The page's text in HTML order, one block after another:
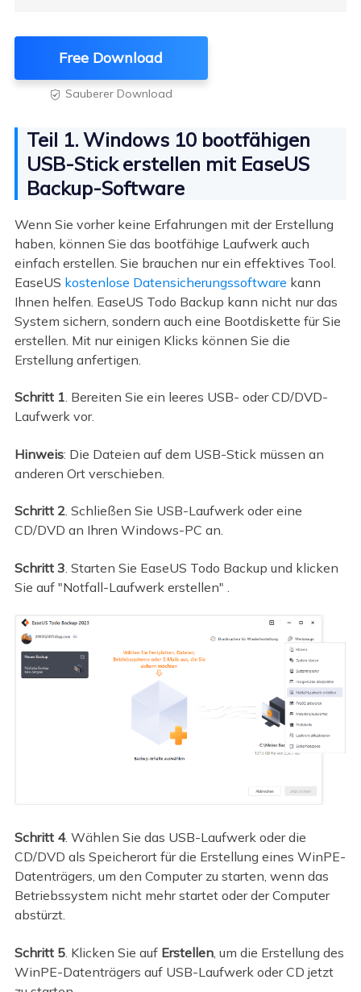
Free Download
 Sauberer Download
Teil 1. Windows 10 bootfähigen
USB-Stick erstellen mit EaseUS
Backup-Software
Wenn Sie vorher keine Erfahrungen mit der Erstellung
haben, können Sie das bootfähige Laufwerk auch
einfach erstellen. Sie brauchen nur ein effektives Tool.
EaseUS kostenlose Datensicherungssoftware kann
Ihnen helfen. EaseUS Todo Backup kann nicht nur das
System sichern, sondern auch eine Bootdiskette für Sie
erstellen. Mit nur einigen Klicks können Sie die
Erstellung anfertigen.
Schritt 1. Bereiten Sie ein leeres USB- oder CD/DVD-
Laufwerk vor.
Hinweis: Die Dateien auf dem USB-Stick müssen an
anderen Ort verschieben.
Schritt 2. Schließen Sie USB-Laufwerk oder eine
CD/DVD an Ihren Windows-PC an.
Schritt 3 . Starten Sie EaseUS Todo Backup und klicken
Sie auf "Notfall-Laufwerk erstellen" .
Schritt 4. Wählen Sie das USB-Laufwerk oder die
CD/DVD als Speicherort für die Erstellung eines WinPE-
Datenträgers, um den Computer zu starten, wenn das
Betriebssystem nicht mehr startet oder der Computer
abstürzt.
Schritt 5. Klicken Sie auf Erstellen, um die Erstellung des
WinPE-Datenträgers auf USB-Laufwerk oder CD jetzt